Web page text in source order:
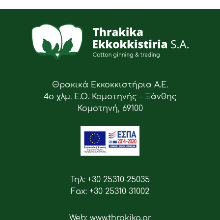
Θρακικά Εκκοκκιστήρια Α.Ε.
4ο χλμ. Ε.Ο. Κομοτηνής - Ξάνθης
Κομοτηνή, 69100
Τηλ: +30 25310-25035
Fax: +30 25310 31002
Web: www.thrakika.gr